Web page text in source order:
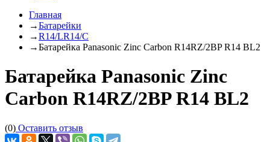
Главная
→Батарейки
→R14/LR14/C
→Батарейка Panasonic Zinc Carbon R14RZ/2BP R14 BL2
Батарейка Panasonic Zinc
Carbon R14RZ/2BP R14 BL2
(0) Оставить отзыв